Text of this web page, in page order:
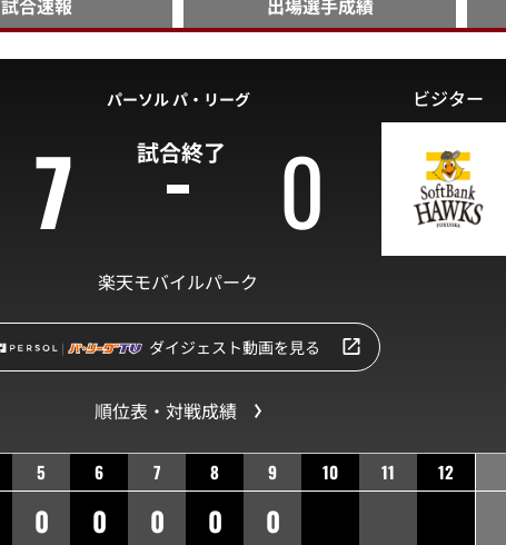
パーソル パ・リーグ
試合終了
7 0
ビジター
楽天モバイルパーク
ダイジェスト動画を見る
順位表・対戦成績
5 6 7 8 9 10 11 12
0 0 0 0 0